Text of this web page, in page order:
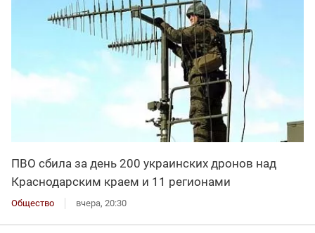
ПВО сбила за день 200 украинских дронов над
Краснодарским краем и 11 регионами
Общество вчера, 20:30